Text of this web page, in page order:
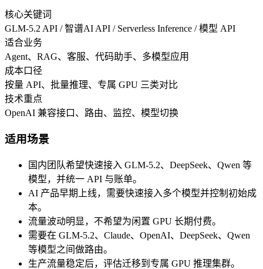
核心关键词
GLM-5.2 API / 智谱AI API / Serverless Inference / 模型 API
适合业务
Agent、RAG、客服、代码助手、多模型应用
成本口径
按量 API、批量推理、专属 GPU 三类对比
技术重点
OpenAI 兼容接口、路由、监控、模型切换
适用场景
国内团队希望快速接入 GLM-5.2、DeepSeek、Qwen 等
模型，并统一 API 与账单。
AI 产品早期上线，需要快速接入多个模型并控制初始成
本。
流量波动明显，不希望为闲置 GPU 长期付费。
需要在 GLM-5.2、Claude、OpenAI、DeepSeek、Qwen
等模型之间做路由。
生产流量稳定后，评估迁移到专属 GPU 推理集群。